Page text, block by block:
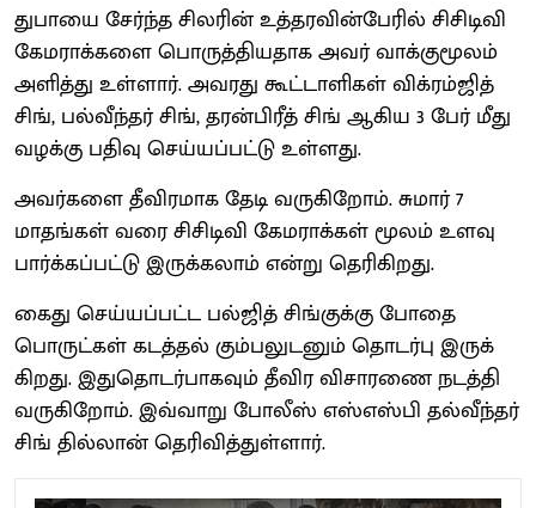
துபாயை சேர்ந்த சிலரின் உத்​தர​வின்​பேரில் சிசிடிவி
கேம​ராக்​களை பொருத்​தி​ய​தாக அவர் வாக்​குமூலம்
அளித்து உள்​ளார். அவரது கூட்​டாளி​கள் விக்​ரம்​ஜித்
சிங், பல்​வீந்​தர் சிங், தரன்​பிரீத் சிங் ஆகிய 3 பேர் மீது
வழக்கு பதிவு செய்​யப்​பட்டு உள்​ளது.
அவர்​களை தீவிர​மாக தேடி வரு​கிறோம். சுமார் 7
மாதங்​கள் வரை சிசிடிவி கேம​ராக்​கள் மூலம் உளவு
பார்க்​கப்​பட்டு இருக்​கலாம் என்று தெரி​கிறது.
கைது செய்​யப்​பட்ட பல்​ஜித் சிங்​குக்கு போதை
பொருட்​கள் கடத்​தல் கும்​பலுட​னும் தொடர்பு இருக்​
கிறது. இதுதொடர்​பாக​வும் தீவிர வி​சா​ரணை நடத்தி
வரு​கிறோம். இவ்​வாறு போலீஸ்​ எஸ்​எஸ்​பி தல்​வீந்​தர்​
சிங்​ தில்​லான்​ தெரிவித்​துள்​ளார்​.